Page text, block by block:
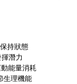
持狀態
潛力
能量消耗
生理機能